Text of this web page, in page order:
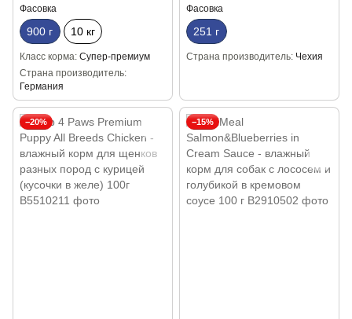
Фасовка
900 г 10 кг
Класс корма Супер-премиум
Страна производитель
Германия
Фасовка
251 г
Страна производитель Чехия
−20% −15%